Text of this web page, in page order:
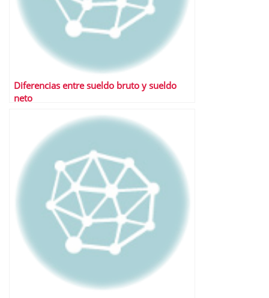
Diferencias entre sueldo bruto y sueldo
neto